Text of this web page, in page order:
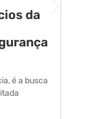
da
é a busca